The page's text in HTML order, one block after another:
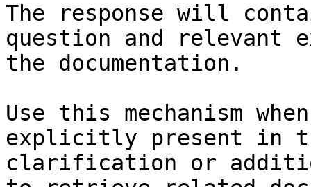
The response will
question and relevant
the documentation.
Use this mechanism
explicitly present in
clarification or